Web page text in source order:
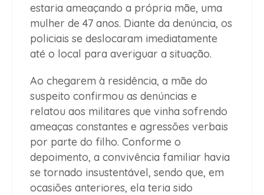
estaria ameaçando a própria mãe, uma
mulher de 47 anos. Diante da denúncia, os
policiais se deslocaram imediatamente
até o local para averiguar a situação.
Ao chegarem à residência, a mãe do
suspeito confirmou as denúncias e
relatou aos militares que vinha sofrendo
ameaças constantes e agressões verbais
por parte do filho. Conforme o
depoimento, a convivência familiar havia
se tornado insustentável, sendo que, em
ocasiões anteriores, ela teria sido